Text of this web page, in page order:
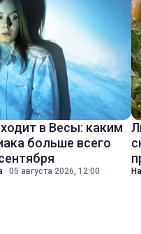
в Весы: каким
больше всего
· 05 августа 2026, 12:00